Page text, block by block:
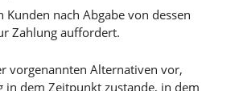
Kunden nach Abgabe von dessen
Zahlung auffordert.
vorgenannten Alternativen vor,
in dem Zeitpunkt zustande, in dem